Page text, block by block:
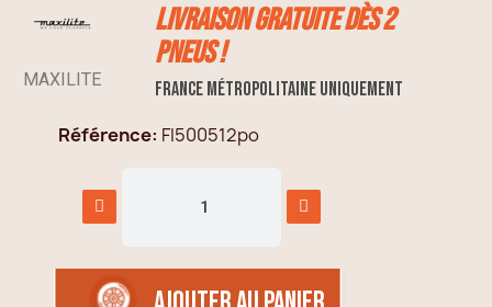
MAXILITE
Livraison GRATUITE dès 2
pneus !
France métropolitaine uniquement
Référence FI500512po